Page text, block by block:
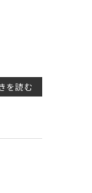
を読む